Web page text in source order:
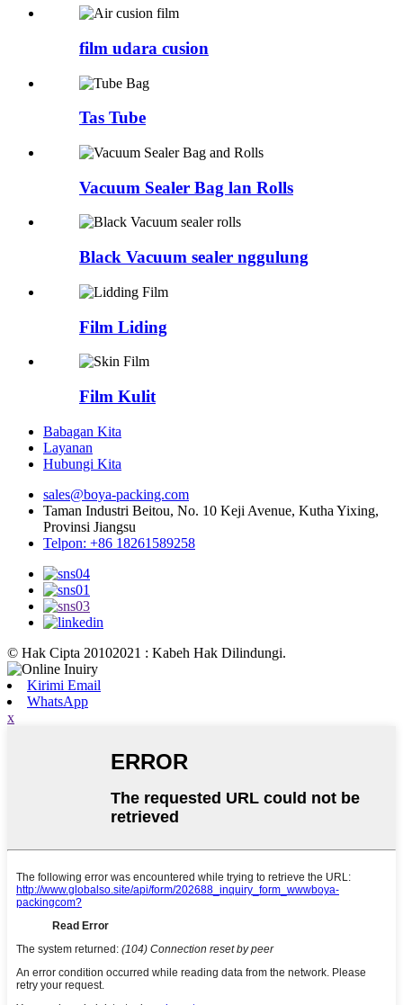
film udara cusion
Tas Tube
Vacuum Sealer Bag lan Rolls
Black Vacuum sealer nggulung
Film Liding
Film Kulit
Babagan Kita
Layanan
Hubungi Kita
sales@boya-packing.com
Taman Industri Beitou, No. 10 Keji Avenue, Kutha Yixing,
Provinsi Jiangsu
Telpon: +86 18261589258
© Hak Cipta 20102021 : Kabeh Hak Dilindungi.
Kirimi Email
WhatsApp
x